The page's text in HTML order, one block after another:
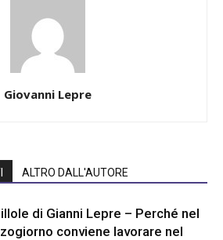
Giovanni Lepre
ALTRO DALL'AUTORE
di Gianni Lepre – Perché nel
conviene lavorare nel